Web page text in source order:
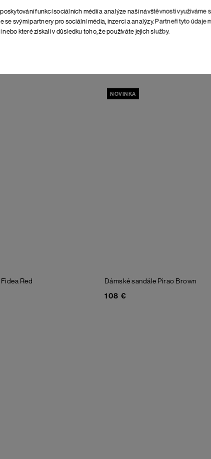
funkcí sociálních médií a analýze naší návštěvnosti využíváme
se svými partnery pro sociální média, inzerci a analýzy. Partneři tyto údaje
které získali v důsledku toho, že používáte jejich služby.
AligiBrown Dámske sandále Alta
Red
NOVINKA
Dámské sandále Pirao Brown
108 €